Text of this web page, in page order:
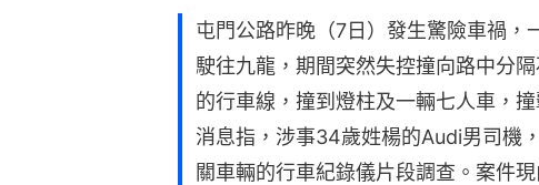
屯門公路昨晚（7日）發生驚險車禍
駛往九龍，期間突然失控撞向路中分
的行車線，撞到燈柱及一輛七人車，
消息指，涉事34歲姓楊的Audi男司機
關車輛的行車紀錄儀片段調查。案件